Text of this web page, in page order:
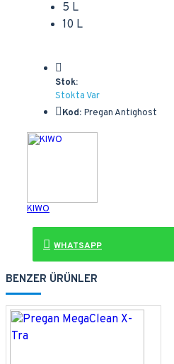
5 L
10 L
Stok:
Stokta Var
Kod: Pregan Antighost
KIWO
WHATSAPP
BENZER ÜRÜNLER